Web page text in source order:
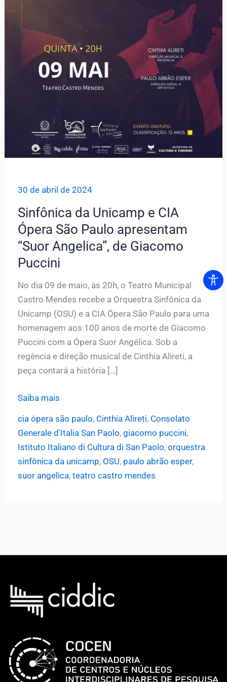
30 de abril de 2024
Sinfônica da Unicamp e CIA
Ópera São Paulo apresentam
“Suor Angelica”, de Giacomo
Puccini
No dia 09 de maio, às 20h, o Teatro Municipal
Castro Mendes recebe a Orquestra Sinfônica da
Unicamp (OSU) e a CIA Ópera São Paulo para uma
homenagem aos 100 anos de morte de Giacomo
Puccini com a Ópera Suor Angélica. Sob a
regência e direção musical de Cinthia Alireti, a
peça contará a história […]
Sinfônica
Unicamp
de
Saiba mais
cia ópera são paulo, Cinthia Alireti, Consolato
Generale d'Italia San Paolo, giacomo puccini,
Istituto Italiano di Cultura di San Paolo, orquestra
sinfônica da unicamp, OSU, paulo abrão esper,
suor angelica, teatro castro mendes